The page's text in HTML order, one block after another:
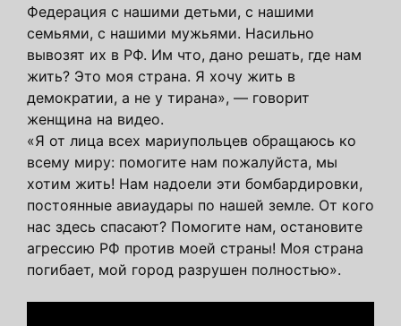
Федерация с нашими детьми, с нашими
семьями, с нашими мужьями. Насильно
вывозят их в РФ. Им что, дано решать, где нам
жить? Это моя страна. Я хочу жить в
демократии, а не у тирана», — говорит
женщина на видео.
«Я от лица всех мариупольцев обращаюсь ко
всему миру: помогите нам пожалуйста, мы
хотим жить! Нам надоели эти бомбардировки,
постоянные авиаудары по нашей земле. От кого
нас здесь спасают? Помогите нам, остановите
агрессию РФ против моей страны! Моя страна
погибает, мой город разрушен полностью».